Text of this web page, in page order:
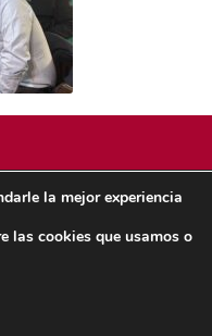
la mejor experiencia
las cookies que usamos o